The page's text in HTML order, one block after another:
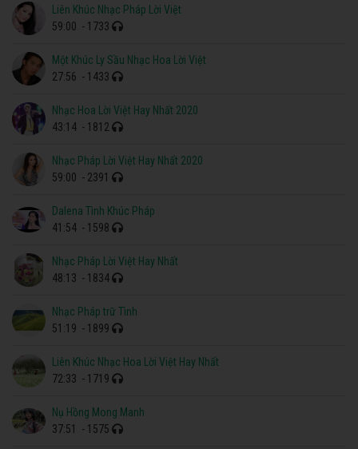
Liên Khúc Nhạc Pháp Lời Việt
59:00 - 1733
Một Khúc Ly Sầu Nhạc Hoa Lời Việt
27:56 - 1433
Nhạc Hoa Lời Việt Hay Nhất 2020
43:14 - 1812
Nhạc Pháp Lời Việt Hay Nhất 2020
59:00 - 2391
Dalena Tình Khúc Pháp
41:54 - 1598
Nhạc Pháp Lời Việt Hay Nhất
48:13 - 1834
Nhạc Pháp trữ Tình
51:19 - 1899
Liên Khúc Nhạc Hoa Lời Việt Hay Nhất
72:33 - 1719
Nụ Hồng Mong Manh
37:51
- 1575